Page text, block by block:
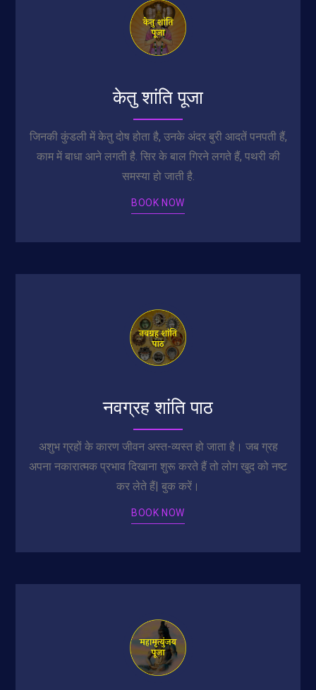
केतु शांति पूजा
जिनकी कुंडली में केतु दोष होता है, उनके अंदर बुरी आदतें पनपती हैं,
काम में बाधा आने लगती है. सिर के बाल गिरने लगते हैं, पथरी की
समस्या हो जाती है.
BOOK NOW
नवग्रह शांति पाठ
अशुभ ग्रहों के कारण जीवन अस्त-व्यस्त हो जाता है। जब ग्रह
अपना नकारात्मक प्रभाव दिखाना शुरू करते हैं तो लोग खुद को नष्ट
कर लेते हैं| बुक करें।
BOOK NOW